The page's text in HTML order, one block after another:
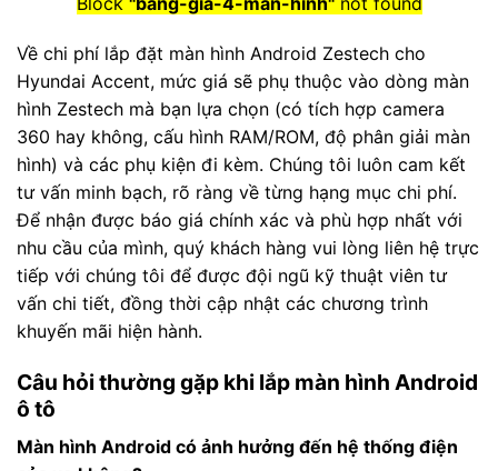
Về chi phí lắp đặt màn hình Android Zestech cho
Hyundai Accent, mức giá sẽ phụ thuộc vào dòng màn
hình Zestech mà bạn lựa chọn (có tích hợp camera
360 hay không, cấu hình RAM/ROM, độ phân giải màn
hình) và các phụ kiện đi kèm. Chúng tôi luôn cam kết
tư vấn minh bạch, rõ ràng về từng hạng mục chi phí.
Để nhận được báo giá chính xác và phù hợp nhất với
nhu cầu của mình, quý khách hàng vui lòng liên hệ trực
tiếp với chúng tôi để được đội ngũ kỹ thuật viên tư
vấn chi tiết, đồng thời cập nhật các chương trình
khuyến mãi hiện hành.
Câu hỏi thường gặp khi lắp màn hình Android
ô tô
Màn hình Android có ảnh hưởng đến hệ thống điện